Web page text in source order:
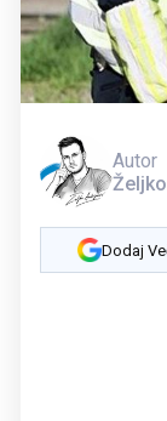
Autor
Dodaj